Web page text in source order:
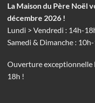
La Maison du Père Noël
décembre 2026 !
Lundi > Vendredi : 14h-
Samedi & Dimanche :
Ouverture exceptionnelle
18h !